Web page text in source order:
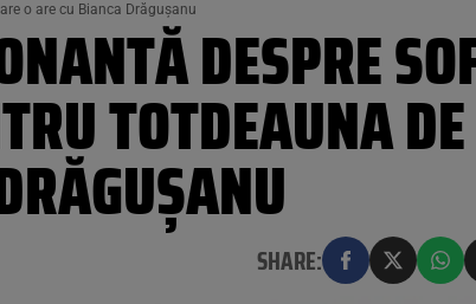
o are cu Bianca Drăgușanu
DESPRE
TOTDEAUNA DE
SHARE: